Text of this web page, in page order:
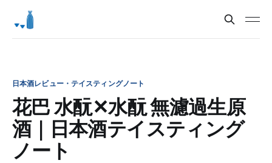
日本酒レビュー・テイスティングノート
花巴 水酛✕水酛 無濾過生原
酒｜日本酒テイスティング
ノート